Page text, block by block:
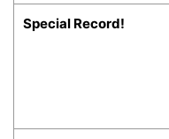
Special Record!